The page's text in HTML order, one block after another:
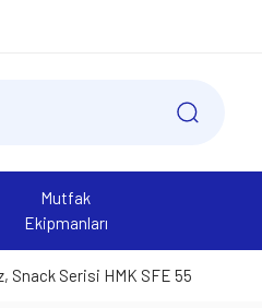
Mutfak
Ekipmanları
Snack Serisi HMK SFE 55